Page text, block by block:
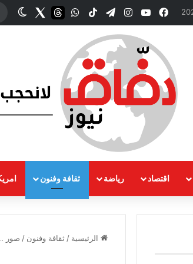
فيسبوك‫YouTubeانستقرام
تيلقرام ‫TikTokواتسابthreads
Twitter
اقتصاد رياضة ثقافة وفنون
الرئيسية / ثقافة وفنون / صور